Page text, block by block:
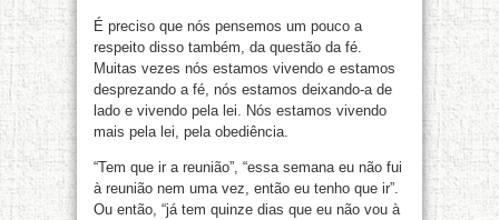
É preciso que nós pensemos um pouco a
respeito disso também, da questão da fé.
Muitas vezes nós estamos vivendo e estamos
desprezando a fé, nós estamos deixando-a de
lado e vivendo pela lei. Nós estamos vivendo
mais pela lei, pela obediência.
“Tem que ir a reunião”, “essa semana eu não fui
à reunião nem uma vez, então eu tenho que ir”.
Ou então, “já tem quinze dias que eu não vou à